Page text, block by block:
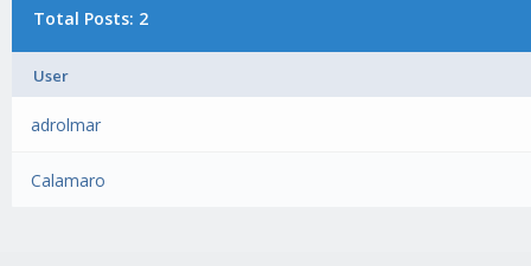
Total Posts: 2
User
adrolmar
Calamaro